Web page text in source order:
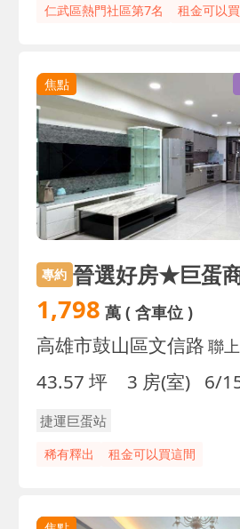
仁武區熱門社區第7名 租金可以
焦點
專約
1,798 萬( 含車位 )
高雄市鼓山區文信路 聯
43.57 坪 3 房(室) 6/
捷運巨蛋站
稀有釋出 租金可以買這間